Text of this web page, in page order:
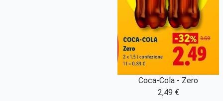
Coca-Cola - Zero
2,49 €